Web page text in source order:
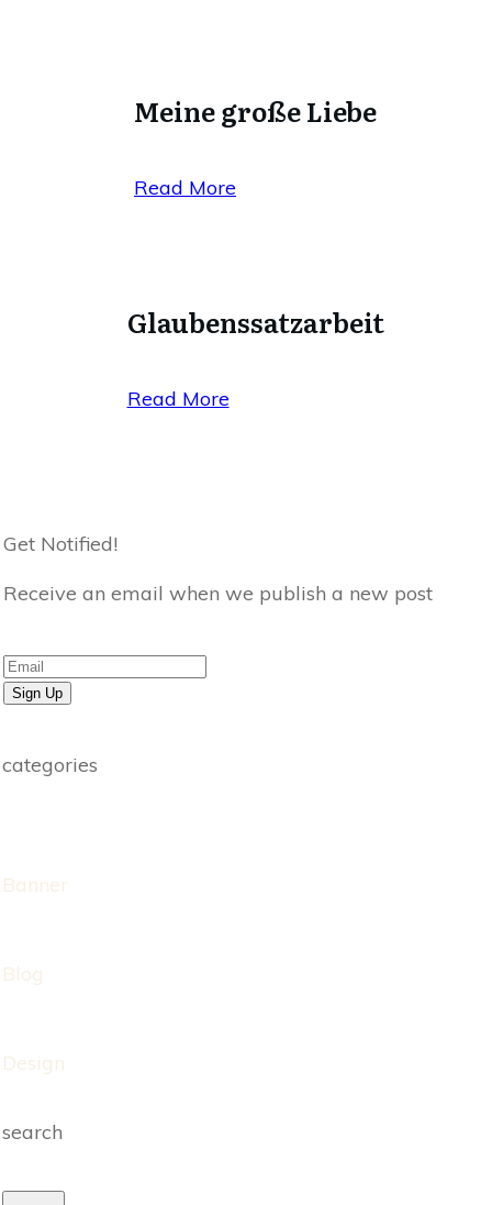
Meine große Liebe
Read More
Glaubenssatzarbeit
Read More
Get Notified!
Receive an email when we publish a new post
Sign Up
categories
Banner
Blog
Design
search